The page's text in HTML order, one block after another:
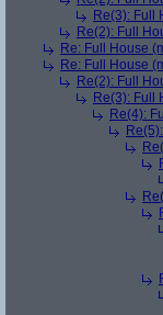
Re(3): Full
Re(2): Full
Re: Full House
Re: Full House
Re(2): Full
Re(3): Full
Re(4):